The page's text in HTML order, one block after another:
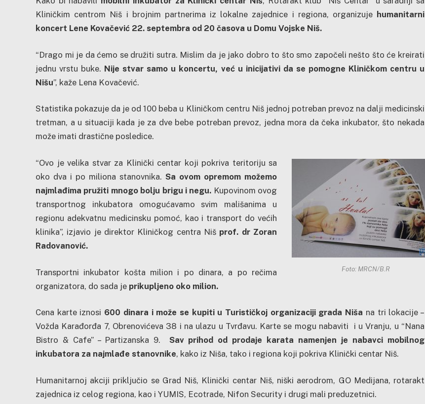
Kliničkim centrom Niš i brojnim partnerima iz lokalne zajednice i regiona, organizuje humanitarni
koncert Lene Kovačević 22. septembra od 20 časova u Domu Vojske Niš.
“Drago mi je da ćemo se družiti sutra. Mislim da je jako dobro to što smo započeli nešto što će kreirati
jednu vrstu buke. Nije stvar samo u koncertu, već u inicijativi da se pomogne Kliničkom centru u
Nišu”, kaže Lena Kovačević.
Statistika pokazuje da je od 100 beba u Kliničkom centru Niš jednoj potreban prevoz na dalji medicinski
tretman, a u situaciji kada je za dve bebe potreban prevoz, jedna mora da čeka inkubator, što nekada
može imati drastične posledice.
Foto: MRCN/B.R
“Ovo je velika stvar za Klinički centar koji pokriva teritoriju sa
oko dva i po miliona stanovnika. Sa ovom opremom možemo
najmlađima pružiti mnogo bolju brigu i negu. Kupovinom ovog
transportnog inkubatora omogućavamo svim mališanima u
regionu adekvatnu medicinsku pomoć, kao i transport do većih
klinika”, izjavio je direktor Kliničkog centra Niš prof. dr Zoran
Radovanović.
Transportni inkubator košta milion i po dinara, a po rečima
organizatora, do sada je prikupljeno oko milion.
Cena karte iznosi 600 dinara i može se kupiti u Turističkoj organizaciji grada Niša na tri lokacije –
Vožda Karađorđa 7, Obrenovićeva 38 i na ulazu u Tvrđavu. Karte se mogu nabaviti i u Vranju, u “Nana
Bistro & Cafe” – Partizanska 9. Sav prihod od prodaje karata namenjen je nabavci mobilnog
inkubatora za najmlađe stanovnike, kako iz Niša, tako i regiona koji pokriva Klinički centar Niš.
Humanitarnoj akciji priključio se Grad Niš, Klinički centar Niš, niški aerodrom, GO Medijana, rotarakt
zajednica iz celog regiona, kao i YUMIS, Ecotrade, Nifon Security i drugi mali preduzetnici.